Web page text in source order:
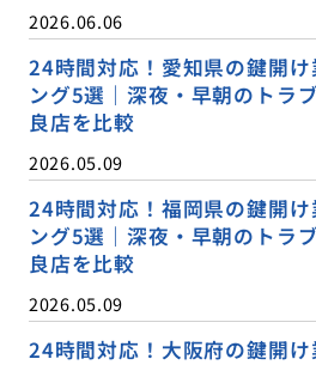
2026.06.06
24時間対応！愛知県の鍵開
ング5選｜深夜・早朝のトラ
良店を比較
2026.05.09
24時間対応！福岡県の鍵開
ング5選｜深夜・早朝のトラ
良店を比較
2026.05.09
24時間対応！大阪府の鍵開